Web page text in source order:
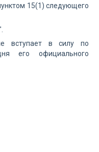
15(1) следующего
вступает в силу по
его официального